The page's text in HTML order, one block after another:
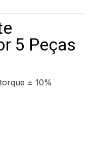
5 Peças
± 10%